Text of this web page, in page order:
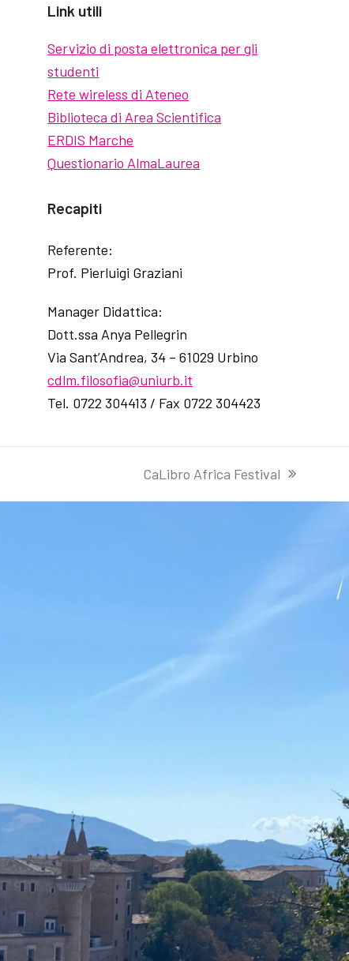
Link utili
Servizio di posta elettronica per gli
studenti
Rete wireless di Ateneo
Biblioteca di Area Scientifica
ERDIS Marche
Questionario AlmaLaurea
Recapiti
Referente:
Prof. Pierluigi Graziani
Manager Didattica:
Dott.ssa Anya Pellegrin
Via Sant’Andrea, 34 – 61029 Urbino
cdlm.filosofia@uniurb.it
Tel. 0722 304413 / Fax 0722 304423
articolo
successivo:
CaLibro Africa Festival